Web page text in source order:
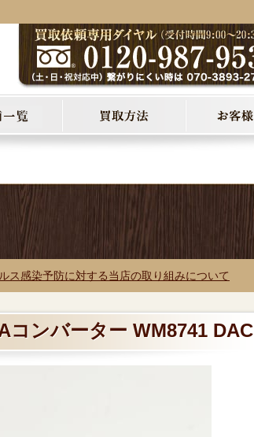
ス感染予防に対する当店の取り組みについて
コンバーター WM8741 DAC